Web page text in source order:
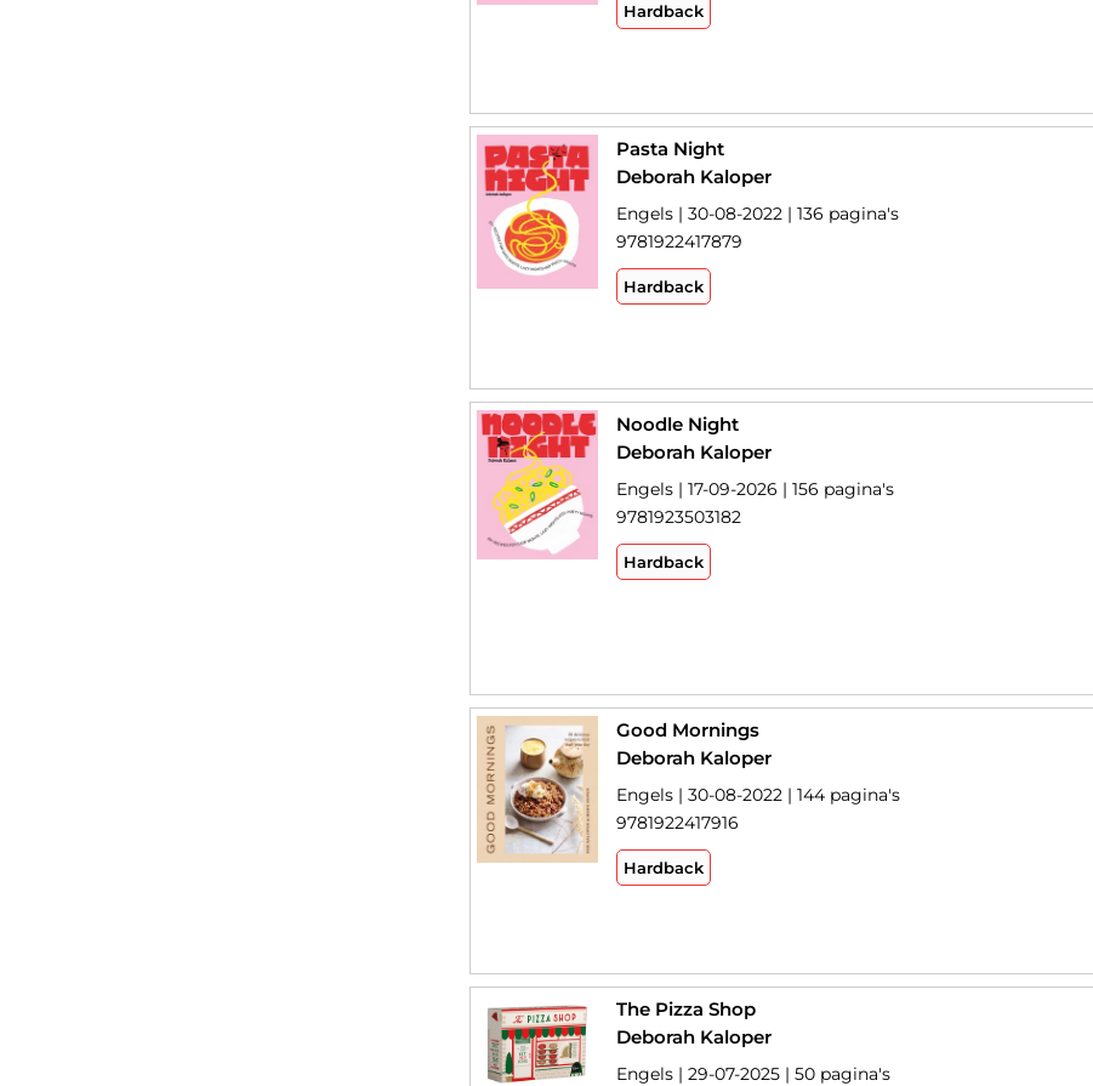
Hardback
Pasta Night
Deborah Kaloper
Engels | 30-08-2022 | 136 pagina's
9781922417879
Hardback
Noodle Night
Deborah Kaloper
Engels | 17-09-2026 | 156 pagina's
9781923503182
Hardback
Good Mornings
Deborah Kaloper
Engels | 30-08-2022 | 144 pagina's
9781922417916
Hardback
The Pizza Shop
Deborah Kaloper
Engels | 29-07-2025 | 50 pagina's